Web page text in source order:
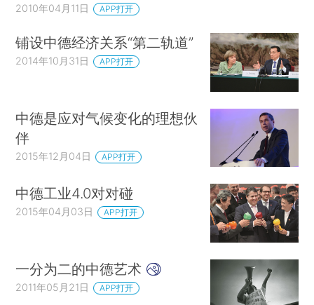
2010年04月11日 APP打开
铺设中德经济关系“第二轨道”
2014年10月31日 APP打开
中德是应对气候变化的理想伙
伴
2015年12月04日 APP打开
中德工业4.0对对碰
2015年04月03日 APP打开
一分为二的中德艺术
2011年05月21日 APP打开